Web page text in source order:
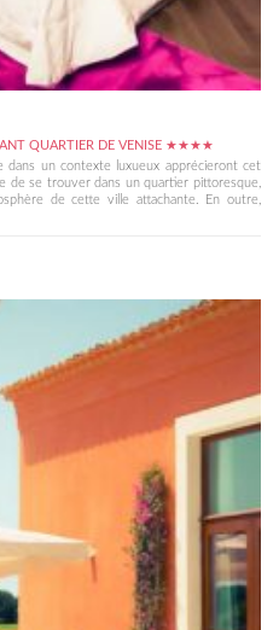
QUARTIER DE VENISE ★★★★
dans un contexte luxueux apprécieront cet
de se trouver dans un quartier pittoresque,
de cette ville attachante. En outre,